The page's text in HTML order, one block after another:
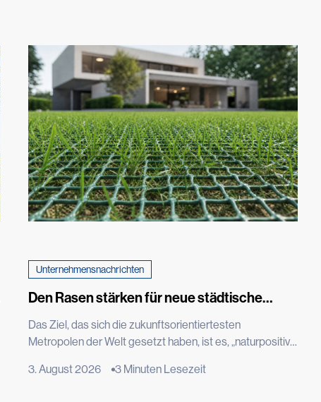
Unternehmensnachrichten
Den Rasen stärken für neue städtische
Das Ziel, das sich die zukunftsorientiertesten
Metropolen der Welt gesetzt haben, ist es, „naturpositiv“
Schäden an der Natur zu begrenzen, sondern ihr auch
3. August 2026 3 Minuten Lesezeit